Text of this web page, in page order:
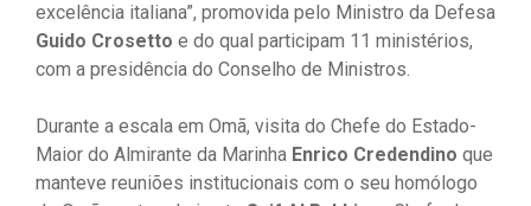
excelência italiana”, promovida pelo Ministro da Defesa
Guido Crosetto e do qual participam 11 ministérios,
com a presidência do Conselho de Ministros.
Durante a escala em Omã, visita do Chefe do Estado-
Maior do Almirante da Marinha Enrico Credendino que
manteve reuniões institucionais com o seu homólogo